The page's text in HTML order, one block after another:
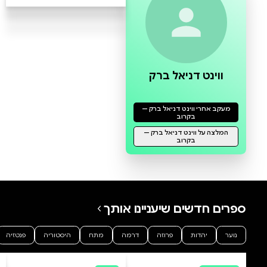
0 ביקורות
להוספת ביקורת